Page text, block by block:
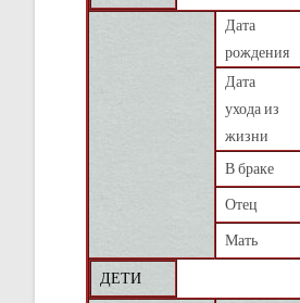
Дата
рождения
Дата
ухода из
жизни
В браке
Отец
Мать
ДЕТИ